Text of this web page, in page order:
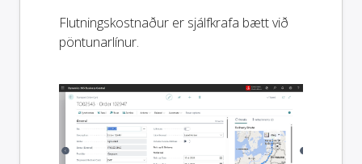
Flutningskostnaður er sjálfkrafa bætt við
pöntunarlínur.